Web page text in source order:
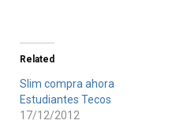
Related
Slim compra ahora
Estudiantes Tecos
17/12/2012